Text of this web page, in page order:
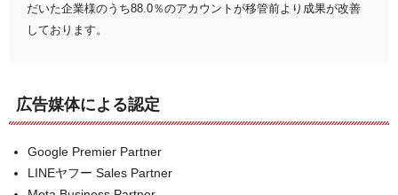
だいた企業様のうち88.0％のアカウントが移管前より成果が改善
しております。
広告媒体による認定
Google Premier Partner
LINEヤフー Sales Partner